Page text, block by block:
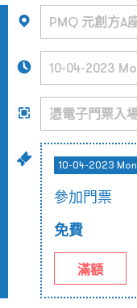
10-04-2023 Mon
參加門票
免費
滿額